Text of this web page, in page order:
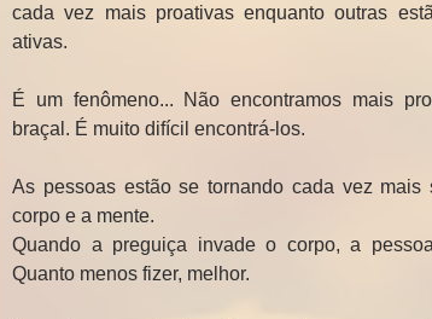
cada vez mais proativas enquanto outras
ativas.
É um fenômeno... Não encontramos mais
braçal. É muito difícil encontrá-los.
As pessoas estão se tornando cada vez mais
corpo e a mente.
Quando a preguiça invade o corpo, a
Quanto menos fizer, melhor.